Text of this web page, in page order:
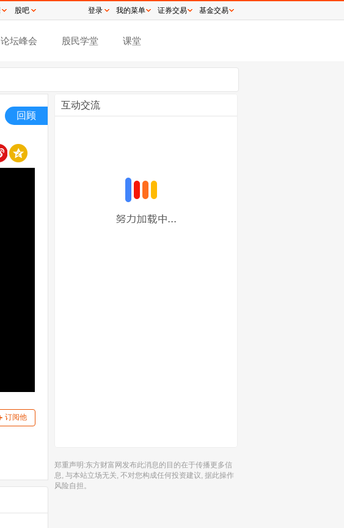
论坛峰会 股民学堂 课堂
回顾
订阅他
互动交流
郑重声明:东方财富网发布此消息的目的在于传播更多信
息, 与本站立场无关, 不对您构成任何投资建议, 据此操作
风险自担。
股吧 登录 我的菜单 证券交易 基金交易